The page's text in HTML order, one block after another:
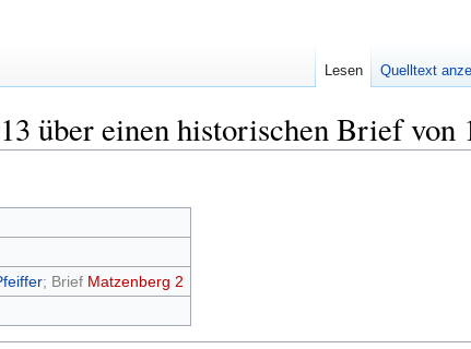
über einen historischen Brief von
; Brief Matzenberg 2
Lesen Quelltext